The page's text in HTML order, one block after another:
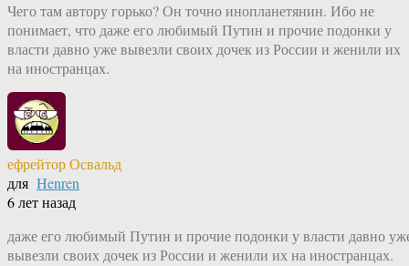
Чего там автору горько? Он точно инопланетянин. Ибо не
понимает, что даже его любимый Путин и прочие подонки у
власти давно уже вывезли своих дочек из России и женили их
на иностранцах.
ефрейтор Освальд
для Henren
6 лет назад
даже его любимый Путин и прочие подонки у власти давно
вывезли своих дочек из России и женили их на иностранцах.